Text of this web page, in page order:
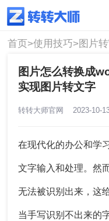
使用技巧
首页>使用技巧>图片
图片怎么转换成
实现图片转文字
转转大师官网 2023-10-
在现代化的办公和学
文字输入和处理。然
无法被识别出来，这
当手写识别不出来的